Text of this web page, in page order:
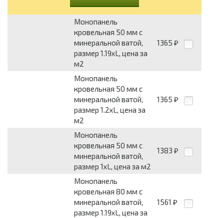
Монопанель
кровельная 50 мм с
минеральной ватой,
размер 1.19хL, цена за
м2
1365 ₽
Монопанель
кровельная 50 мм с
минеральной ватой,
размер 1.2хL, цена за
м2
1365 ₽
Монопанель
кровельная 50 мм с
минеральной ватой,
размер 1хL, цена за м2
1383 ₽
Монопанель
кровельная 80 мм с
минеральной ватой,
размер 1.19хL, цена за
1561 ₽